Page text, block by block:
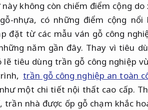
không còn chiếm điểm cộng
nhựa, có những điểm cộng nổi
đặt từ các mẫu ván gỗ công
năm gần đây. Thay vì tiêu
tiêu dùng trần gỗ công nghiệp
trần gỗ công nghiệp an toàn
một chi tiết nội thất cao cấp.
nhà được ốp gỗ chạm khắc